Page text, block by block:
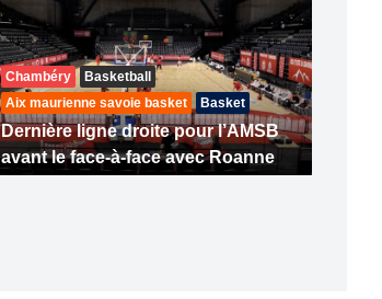
Chambéry
Basketball
Aix maurienne savoie basket
Basket
Dernière ligne droite pour l’AMSB
avant le face-à-face avec Roanne